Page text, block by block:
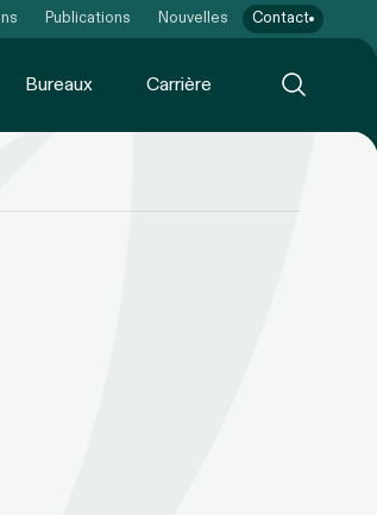
Publications Nouvelles Contact
Bureaux Carrière